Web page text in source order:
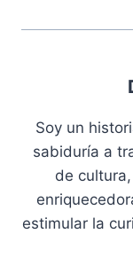
Soy un
sabiduría a
de
estimular la